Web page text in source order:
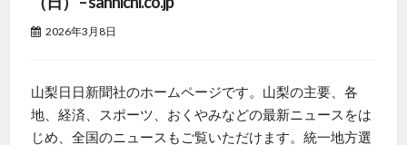
2026年3月8日
山梨日日新聞社のホームページです。山梨の主要、各
地、経済、スポーツ、おくやみなどの最新ニュースをは
じめ、全国のニュースもご覧いただけます。統一地方選